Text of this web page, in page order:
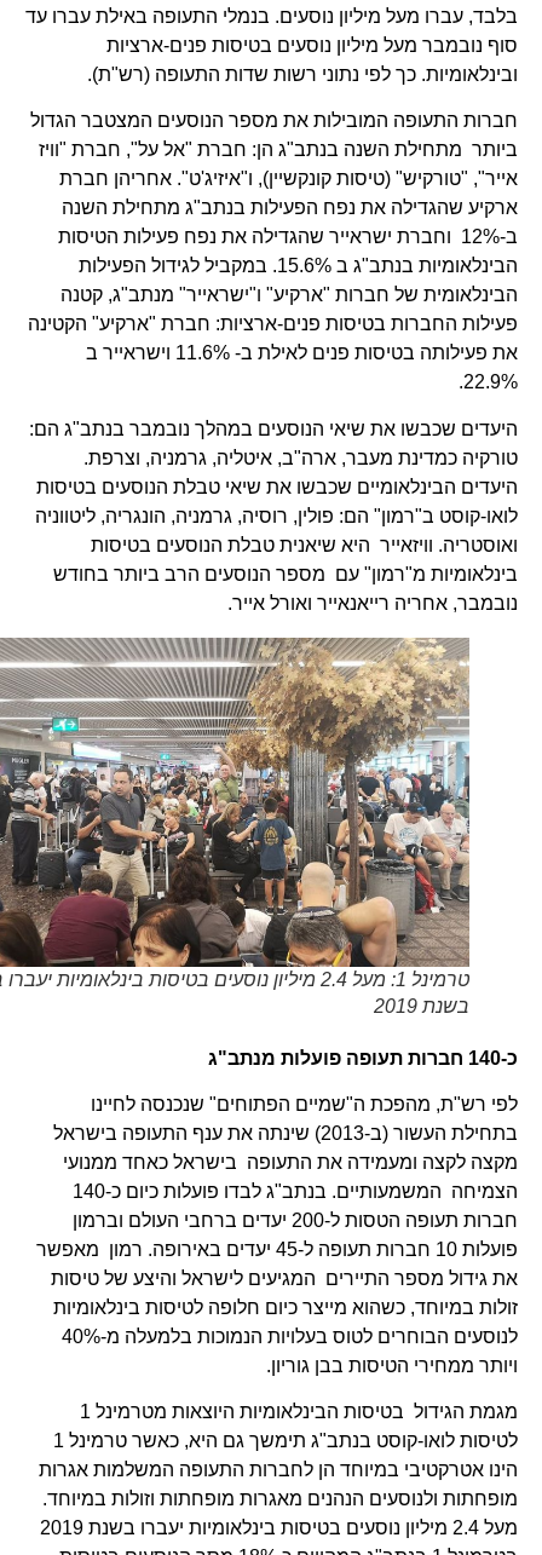
בלבד, עברו מעל מיליון נוסעים. בנמלי התעופה באילת עברו עד
סוף נובמבר מעל מיליון נוסעים בטיסות פנים-ארציות
ובינלאומיות. כך לפי נתוני רשות שדות התעופה (רש"ת).
חברות התעופה המובילות את מספר הנוסעים המצטבר הגדול
ביותר מתחילת השנה בנתב"ג הן: חברת "אל על", חברת "וויז
אייר", "טורקיש" (טיסות קונקשיין), ו"איזיג'ט". אחריהן חברת
ארקיע שהגדילה את נפח הפעילות בנתב"ג מתחילת השנה
ב-12% וחברת ישראייר שהגדילה את נפח פעילות הטיסות
הבינלאומיות בנתב"ג ב 15.6%. במקביל לגידול הפעילות
הבינלאומית של חברות "ארקיע" ו"ישראייר" מנתב"ג, קטנה
פעילות החברות בטיסות פנים-ארציות: חברת "ארקיע" הקטינה
את פעילותה בטיסות פנים לאילת ב- 11.6% וישראייר ב
22.9%.
היעדים שכבשו את שיאי הנוסעים במהלך נובמבר בנתב"ג הם:
טורקיה כמדינת מעבר, ארה"ב, איטליה, גרמניה, וצרפת.
היעדים הבינלאומיים שכבשו את שיאי טבלת הנוסעים בטיסות
לואו-קוסט ב"רמון" הם: פולין, רוסיה, גרמניה, הונגריה, ליטווניה
ואוסטריה. וויזאייר היא שיאנית טבלת הנוסעים בטיסות
בינלאומיות מ"רמון" עם מספר הנוסעים הרב ביותר בחודש
נובמבר, אחריה רייאנאייר ואורל אייר.
טרמינל 1: מעל 2.4 מיליון נוסעים בטיסות בינלאומיות יעברו בו
בשנת 2019
לפי רש"ת, מהפכת ה"שמיים הפתוחים" שנכנסה לחיינו
בתחילת העשור (ב-2013) שינתה את ענף התעופה בישראל
מקצה לקצה ומעמידה את התעופה בישראל כאחד ממנועי
הצמיחה המשמעותיים. בנתב"ג לבדו פועלות כיום כ-140
חברות תעופה הטסות ל-200 יעדים ברחבי העולם וברמון
פועלות 10 חברות תעופה ל-45 יעדים באירופה. רמון מאפשר
את גידול מספר התיירים המגיעים לישראל והיצע של טיסות
זולות במיוחד, כשהוא מייצר כיום חלופה לטיסות בינלאומיות
לנוסעים הבוחרים לטוס בעלויות הנמוכות בלמעלה מ-40%
ויותר ממחירי הטיסות בבן גוריון.
מגמת הגידול בטיסות הבינלאומיות היוצאות מטרמינל 1
לטיסות לואו-קוסט בנתב"ג תימשך גם היא, כאשר טרמינל 1
הינו אטרקטיבי במיוחד הן לחברות התעופה המשלמות אגרות
מופחתות ולנוסעים הנהנים מאגרות מופחתות וזולות במיוחד.
מעל 2.4 מיליון נוסעים בטיסות בינלאומיות יעברו בשנת 2019